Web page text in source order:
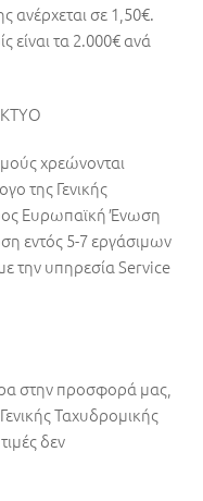
ανέρχεται σε 1,50€.
είναι τα 2.000€ ανά
χρεώνονται
της Γενικής
Ευρωπαϊκή Ένωση
εντός 5-7 εργάσιμων
την υπηρεσία Service
στην προσφορά μας,
Ταχυδρομικής
δεν